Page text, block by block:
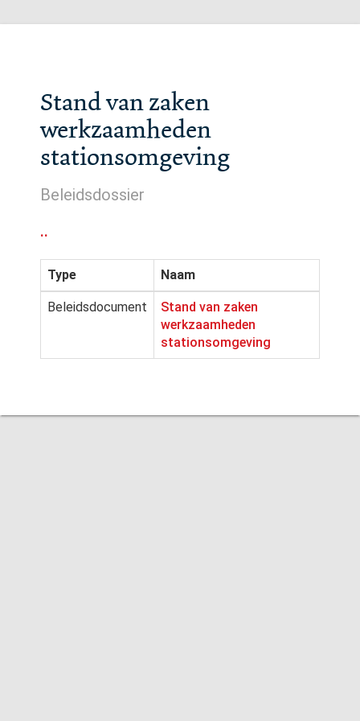
Stand van zaken
werkzaamheden
stationsomgeving
Beleidsdossier
..
Type Naam
Beleidsdocument
Stand van zaken
werkzaamheden
stationsomgeving